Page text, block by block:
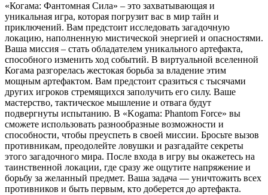
«Когама: Фантомная Сила» – это захватывающая и
уникальная игра, которая погрузит вас в мир тайн и
приключений. Вам предстоит исследовать загадочную
локацию, наполненную мистической энергией и опасностями.
Ваша миссия – стать обладателем уникального артефакта,
способного изменить ход событий. В виртуальной вселенной
Когама разгорелась жестокая борьба за владение этим
мощным артефактом. Вам предстоит сразиться с тысячами
других игроков стремящихся заполучить его силу. Ваше
мастерство, тактическое мышление и отвага будут
подвергнуты испытанию. В «Kogama: Phantom Force» вы
сможете использовать разнообразные возможности и
способности, чтобы преуспеть в своей миссии. Бросьте вызов
противникам, преодолейте ловушки и разгадайте секреты
этого загадочного мира. После входа в игру вы окажетесь на
таинственной локации, где сразу же ощутите напряжение и
борьбу за желанный предмет. Ваша задача — уничтожить всех
противников и быть первым, кто доберется до артефакта.